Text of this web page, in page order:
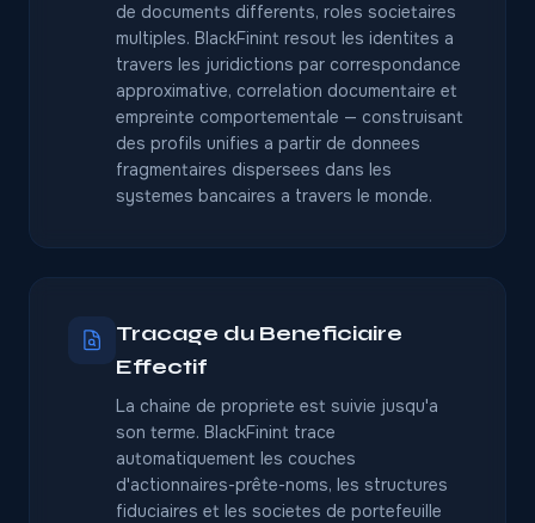
de documents differents, roles societaires
multiples. BlackFinint resout les identites a
travers les juridictions par correspondance
approximative, correlation documentaire et
empreinte comportementale — construisant
des profils unifies a partir de donnees
fragmentaires dispersees dans les
systemes bancaires a travers le monde.
Tracage du Beneficiaire
Effectif
La chaine de propriete est suivie jusqu'a
son terme. BlackFinint trace
automatiquement les couches
d'actionnaires-prête-noms, les structures
fiduciaires et les societes de portefeuille